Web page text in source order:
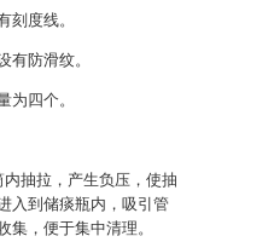
刻度线。
有防滑纹。
为四个。
抽拉，产生负压，使抽
入到储痰瓶内，吸引管
，便于集中清理。